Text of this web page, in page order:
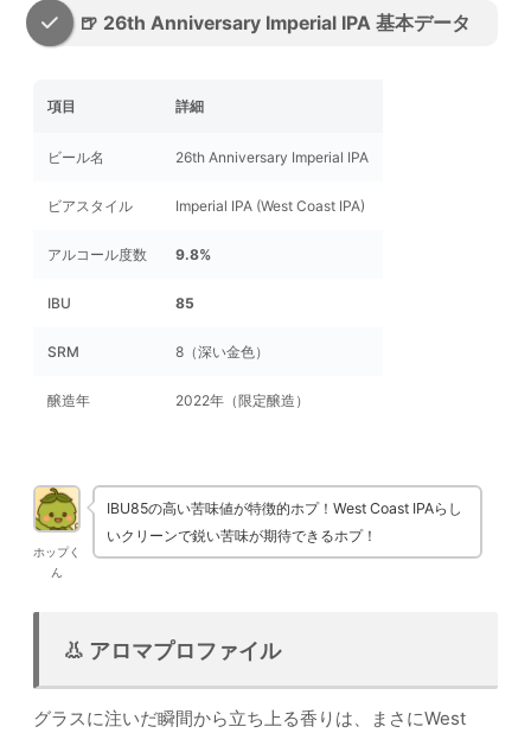
🍺 26th Anniversary Imperial IPA 基本データ
項目 詳細
ビール名 26th Anniversary Imperial IPA
ビアスタイル Imperial IPA (West Coast IPA)
アルコール度数 9.8%
IBU 85
SRM 8（深い金色）
醸造年 2022年（限定醸造）
ホップく
ん
IBU85の高い苦味値が特徴的ホプ！West Coast IPAらし
いクリーンで鋭い苦味が期待できるホプ！
👃 アロマプロファイル
グラスに注いだ瞬間から立ち上る香りは、まさにWest